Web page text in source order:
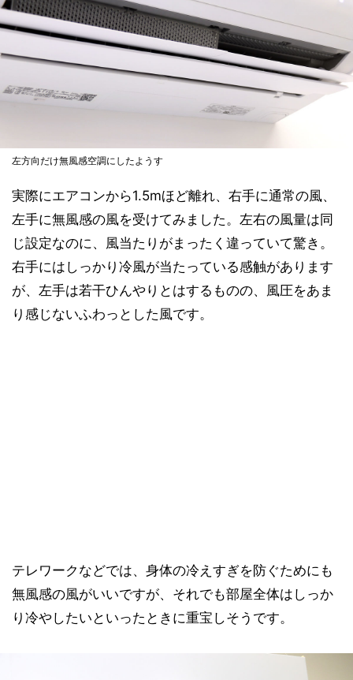
左方向だけ無風感空調にしたようす
実際にエアコンから1.5mほど離れ、右手に通常の風、
左手に無風感の風を受けてみました。左右の風量は同
じ設定なのに、風当たりがまったく違っていて驚き。
右手にはしっかり冷風が当たっている感触があります
が、左手は若干ひんやりとはするものの、風圧をあま
り感じないふわっとした風です。
テレワークなどでは、身体の冷えすぎを防ぐためにも
無風感の風がいいですが、それでも部屋全体はしっか
り冷やしたいといったときに重宝しそうです。